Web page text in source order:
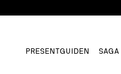
PRESENTGUIDEN